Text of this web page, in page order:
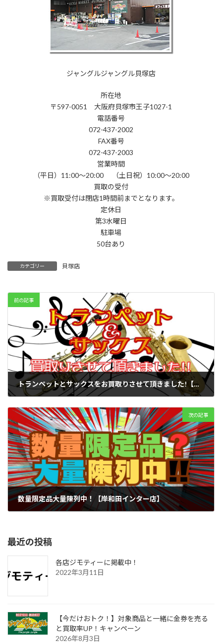
ジャングルジャングル貝塚店
所在地
〒597-0051 大阪府貝塚市王子1027-1
電話番号
072-437-2002
FAX番号
072-437-2003
営業時間
（平日）11:00～20:00 （土日祝）10:00～20:00
買取の受付
※買取受付は閉店1時間前までとなります。
定休日
第3水曜日
駐車場
50台あり
カテゴリー 貝塚店
前の記事
トランペットとサックスをお買取りさせて頂きました!【滋賀草津店】
次の記事
数量限定品大量陳列中！【岸和田インター店】
最近の投稿
各店ジモティーに掲載中！
2022年3月11日
【今だけおトク！】対象商品と一緒に金券を売る
と買取率UP！キャンペーン
2026年8月3日